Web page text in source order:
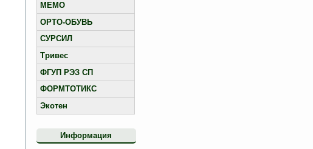
МЕМО
ОРТО-ОБУВЬ
СУРСИЛ
Тривес
ФГУП РЭЗ СП
ФОРМТОТИКС
Экотен
Информация